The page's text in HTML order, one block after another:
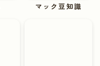
マック豆知識